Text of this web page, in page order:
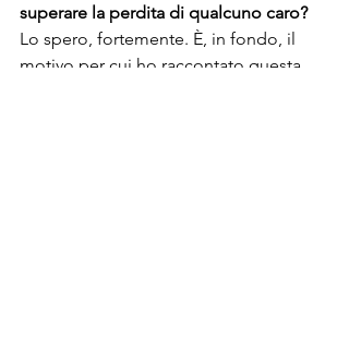
superare la perdita di qualcuno caro?
Lo spero, fortemente. È, in fondo, il
motivo per cui ho raccontato questa